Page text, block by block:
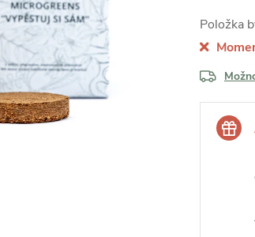
Položka